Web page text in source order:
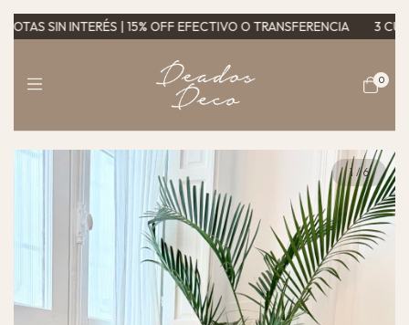
SIN INTERÉS | 15% OFF EFECTIVO O TRANSFERENCIA 3
0
1/6